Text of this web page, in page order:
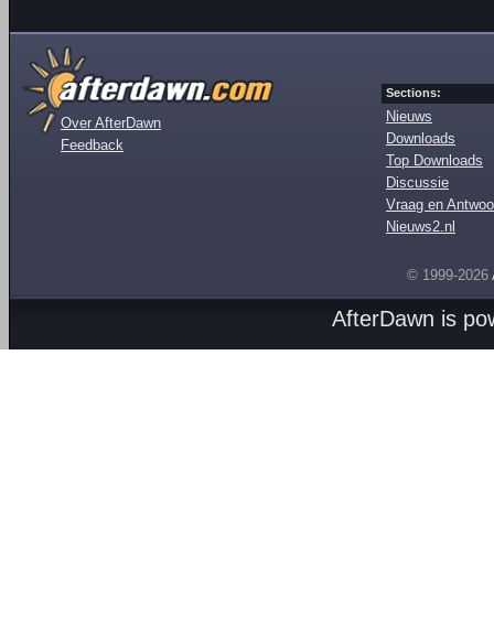
Over AfterDawn
Feedback
Sections:
Nieuws
Downloads
Top Downloads
Discussie
Vraag en
Nieuws2.nl
© 1999-2026
AfterDawn is